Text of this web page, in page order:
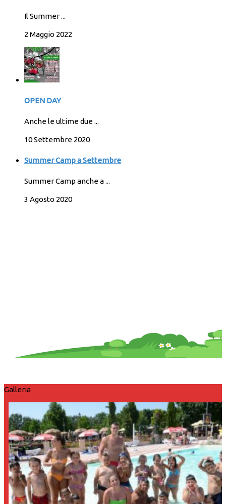
Il Summer ...
2 Maggio 2022
OPEN DAY
Anche le ultime due ...
10 Settembre 2020
Summer Camp a Settembre
Summer Camp anche a ...
3 Agosto 2020
Galleria